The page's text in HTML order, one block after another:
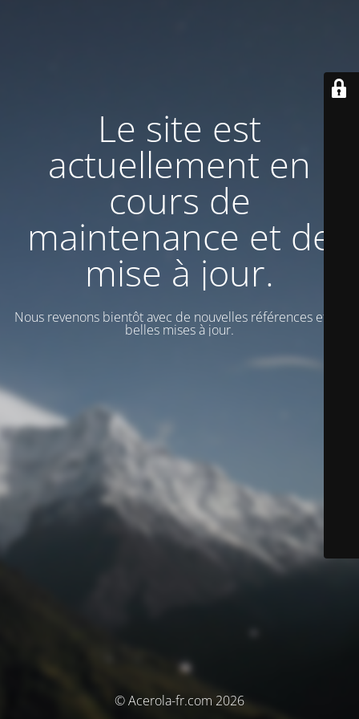
Le site est
actuellement en
cours de
maintenance et de
mise à jour.
Nous revenons bientôt avec de nouvelles références et de
belles mises à jour.
© Acerola-fr.com 2026